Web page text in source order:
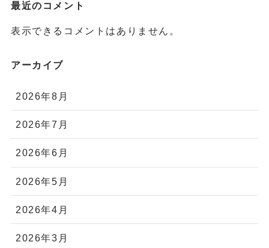
最近のコメント
表示できるコメントはありません。
アーカイブ
2026年8月
2026年7月
2026年6月
2026年5月
2026年4月
2026年3月